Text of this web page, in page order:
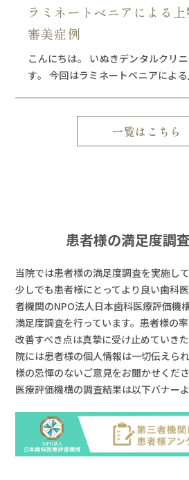
ラミネートベニアによる
審美症例
こんにちは。 いぬきデンタルクリ
す。 今回はラミネートベニアによ
一覧はこちら
患者様の満足度調
当院では患者様の満足度調査を実施して
少しでも患者様にとってより良い⻭科
者機関のNPO法人日本⻭科医療評価機
満足度調査を行っています。患者様の
改善すべき点は真摯に受け止めていき
院には患者様の個人情報は一切伝えら
様の忌憚のないご意見をお聞かせくだ
医療評価機構の調査結果は以下バナー